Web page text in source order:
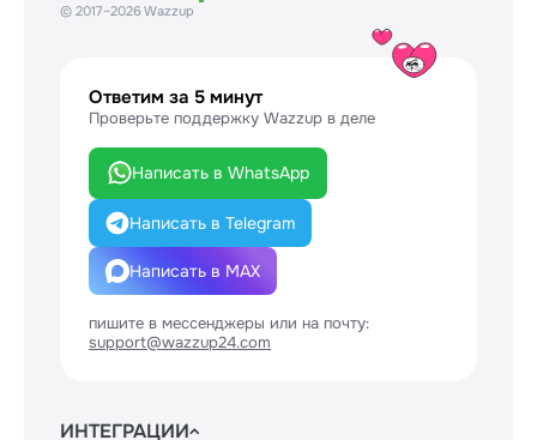
© 2017–2026 Wazzup
Ответим за 5 минут
Проверьте поддержку Wazzup в деле
Написать в WhatsApp
Написать в Telegram
Написать в MAX
пишите в мессенджеры или на почту:
support@wazzup24.com
ИНТЕГРАЦИИ